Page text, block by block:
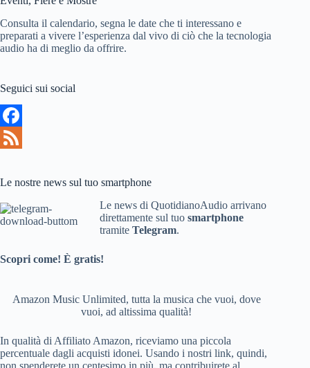
Consulta il calendario, segna le date che ti interessano e
preparati a vivere l’esperienza dal vivo di ciò che la tecnologia
audio ha di meglio da offrire.
Seguici sui social
F
c
e
b
e
e
d
Le nostre news sul tuo smartphone
Le news di QuotidianoAudio arrivano
direttamente sul tuo smartphone
tramite Telegram.
Scopri come! È gratis!
Amazon Music Unlimited, tutta la musica che vuoi, dove
vuoi, ad altissima qualità!
In qualità di Affiliato Amazon, riceviamo una piccola
percentuale dagli acquisti idonei. Usando i nostri link, quindi,